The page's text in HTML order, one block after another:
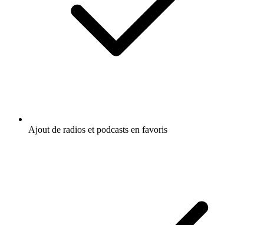
Ajout de radios et podcasts en favoris